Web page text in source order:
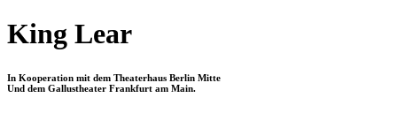
King Lear
In Kooperation mit dem Theaterhaus Berlin Mitte
Und dem Gallustheater Frankfurt am Main.